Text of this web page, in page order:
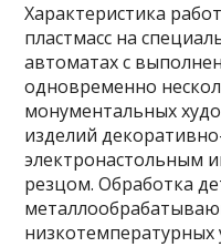
Характеристика
пластмасс на
автоматах с
одновременно
монументальных
изделий
электронастольным
резцом. Обработка
низкотемпературных